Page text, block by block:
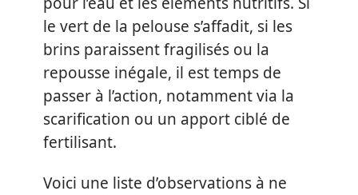
le vert de la pelouse s’affadit, si les
brins paraissent fragilisés ou la
repousse inégale, il est temps de
passer à l’action, notamment via la
scarification ou un apport ciblé de
fertilisant.
Voici une liste d’observations à ne